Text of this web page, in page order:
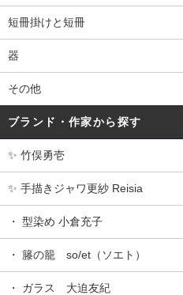
短冊掛けと短冊
器
その他
ブランド・作家から探す
✨ 竹俣勇壱
✨ 手描きジャワ更紗 Reisia
・ 型染め 小倉充子
・ 籐の籠 so/et（ソエト）
・ ガラス 大迫友紀